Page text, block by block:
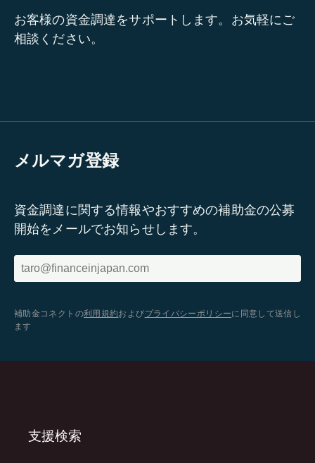
お客様の資金調達をサポートします。お気軽にご
相談ください。
メルマガ登録
資金調達に関する情報やおすすめの補助金の公募
開始をメールでお知らせします。
補助金コネクトの利用規約およびプライバシーポリシーに同意して送信し
ます
支援検索